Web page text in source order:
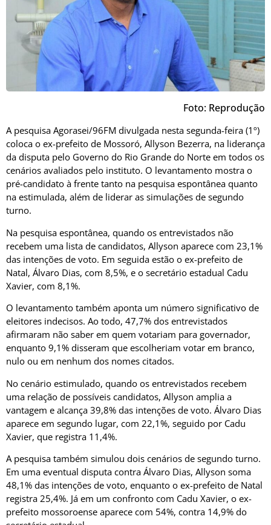
Foto: Reprodução
A pesquisa Agorasei/96FM divulgada nesta segunda-feira (1º)
coloca o ex-prefeito de Mossoró, Allyson Bezerra, na liderança
da disputa pelo Governo do Rio Grande do Norte em todos os
cenários avaliados pelo instituto. O levantamento mostra o
pré-candidato à frente tanto na pesquisa espontânea quanto
na estimulada, além de liderar as simulações de segundo
turno.
Na pesquisa espontânea, quando os entrevistados não
recebem uma lista de candidatos, Allyson aparece com 23,1%
das intenções de voto. Em seguida estão o ex-prefeito de
Natal, Álvaro Dias, com 8,5%, e o secretário estadual Cadu
Xavier, com 8,1%.
O levantamento também aponta um número significativo de
eleitores indecisos. Ao todo, 47,7% dos entrevistados
afirmaram não saber em quem votariam para governador,
enquanto 9,1% disseram que escolheriam votar em branco,
nulo ou em nenhum dos nomes citados.
No cenário estimulado, quando os entrevistados recebem
uma relação de possíveis candidatos, Allyson amplia a
vantagem e alcança 39,8% das intenções de voto. Álvaro Dias
aparece em segundo lugar, com 22,1%, seguido por Cadu
Xavier, que registra 11,4%.
A pesquisa também simulou dois cenários de segundo turno.
Em uma eventual disputa contra Álvaro Dias, Allyson soma
48,1% das intenções de voto, enquanto o ex-prefeito de Natal
registra 25,4%. Já em um confronto com Cadu Xavier, o ex-
prefeito mossoroense aparece com 54%, contra 14,9% do